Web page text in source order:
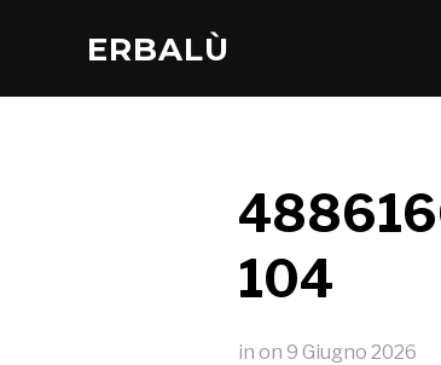
ERBALÙ
104
in on 9 Giugno 2026